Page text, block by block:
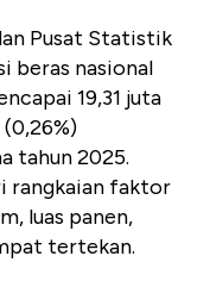
Pusat Statistik
beras nasional
19,31 juta
tahun 2025.
rangkaian faktor
luas panen,
tertekan.